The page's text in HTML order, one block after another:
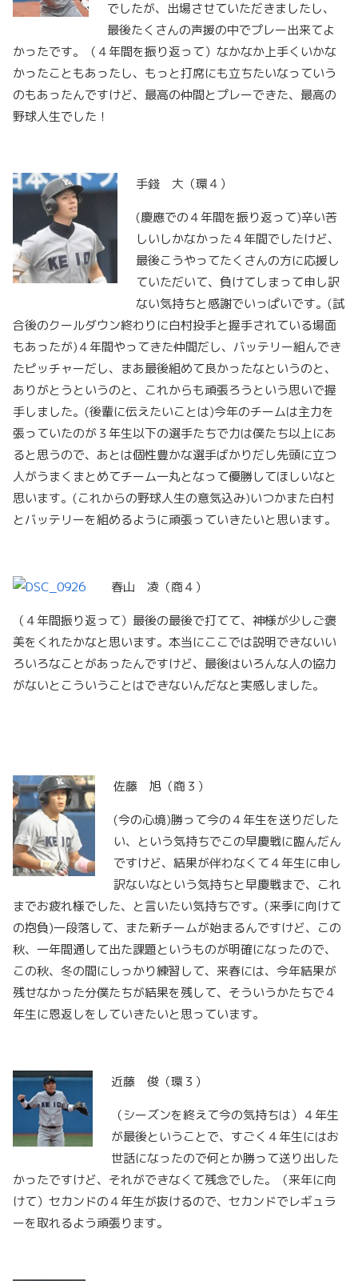
でしたが、出場させていただきましたし、
最後たくさんの声援の中でプレー出来てよ
かったです。（４年間を振り返って）なかなか上手くいかな
かったこともあったし、もっと打席にも立ちたいなっていう
のもあったんですけど、最高の仲間とプレーできた、最高の
野球人生でした！
手錢 大（環４）
(慶應での４年間を振り返って)辛い苦
しいしかなかった４年間でしたけど、
最後こうやってたくさんの方に応援し
ていただいて、負けてしまって申し訳
ない気持ちと感謝でいっぱいです。(試
合後のクールダウン終わりに白村投手と握手されている場面
もあったが)４年間やってきた仲間だし、バッテリー組んでき
たピッチャーだし、まあ最後組めて良かったなというのと、
ありがとうというのと、これからも頑張ろうという思いで握
手しました。(後輩に伝えたいことは)今年のチームは主力を
張っていたのが３年生以下の選手たちで力は僕たち以上にあ
ると思うので、あとは個性豊かな選手ばかりだし先頭に立つ
人がうまくまとめてチーム一丸となって優勝してほしいなと
思います。(これからの野球人生の意気込み)いつかまた白村
とバッテリーを組めるように頑張っていきたいと思います。
春山 凌（商４）
（４年間振り返って）最後の最後で打てて、神様が少しご褒
美をくれたかなと思います。本当にここでは説明できないい
ろいろなことがあったんですけど、最後はいろんな人の協力
がないとこういうことはできないんだなと実感しました。
佐藤 旭（商３）
(今の心境)勝って今の４年生を送りだした
い、という気持ちでこの早慶戦に臨んだん
ですけど、結果が伴わなくて４年生に申し
訳ないなという気持ちと早慶戦まで、これ
までお疲れ様でした、と言いたい気持ちです。(来季に向けて
の抱負)一段落して、また新チームが始まるんですけど、この
秋、一年間通して出た課題というものが明確になったので、
この秋、冬の間にしっかり練習して、来春には、今年結果が
残せなかった分僕たちが結果を残して、そういうかたちで４
年生に恩返しをしていきたいと思っています。
近藤 俊（環３）
（シーズンを終えて今の気持ちは）４年生
が最後ということで、すごく４年生にはお
世話になったので何とか勝って送り出した
かったですけど、それができなくて残念でした。（来年に向
けて）セカンドの４年生が抜けるので、セカンドでレギュラ
ーを取れるよう頑張ります。